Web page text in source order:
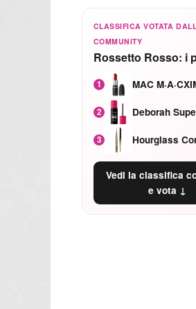
CLASSIFICA VOTATA
COMMUNITY
Rossetto Rosso: i
1
2
3
Vedi la classifica
e vota ↓